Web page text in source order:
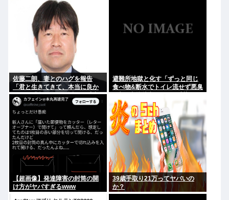
佐藤二朗、妻とのハグを報告
「君と生きてきて、本当に良か
った」「文〇砲より遥かに威力
は弱いが、僕のノロケ砲をお見
舞いする」
避難所地獄と化す「ずっと同じ
食べ物&断水でトイレ流せず悪臭
【超画像】発達障害の封筒の開
け方がヤバすぎるwww
39歳手取り21万ってヤバいの
か？